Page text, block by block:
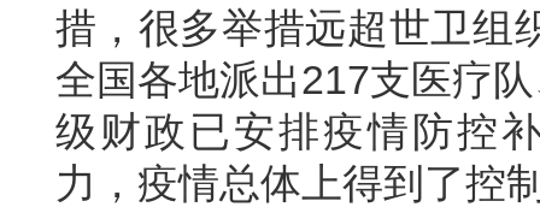
措，很多举措远超世卫组
全国各地派出217支医疗
级财政已安排疫情防控
力，疫情总体上得到了控